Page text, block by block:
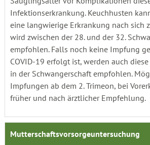
Infektionserkrankung. Keuchhusten
eine langwierige Erkrankung nach sich
wird zwischen der 28. und der 32.
empfohlen. Falls noch keine Impfung
COVID-19 erfolgt ist, werden auch
in der Schwangerschaft empfohlen.
Impfungen ab dem 2. Trimeon, bei
früher und nach ärztlicher Empfehlung.
Mutterschaftsvorsorgeuntersuchung